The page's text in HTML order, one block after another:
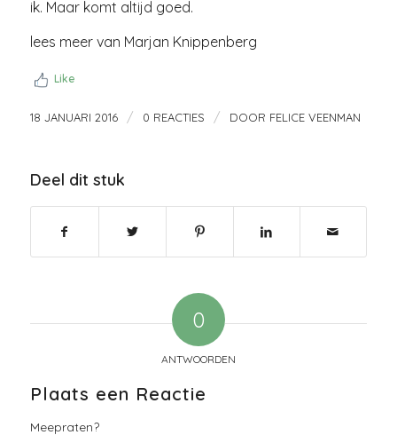
ik. Maar komt altijd goed.
lees meer van Marjan Knippenberg
Like
18 JANUARI 2016 / 0 REACTIES / DOOR FELICE VEENMAN
Deel dit stuk
0
ANTWOORDEN
Plaats een Reactie
Meepraten?